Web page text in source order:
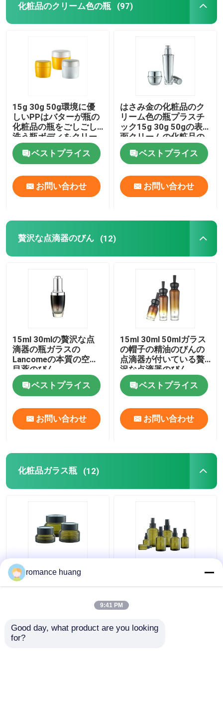
製品
会社案内
品質管理
お問い合わせ
化粧品のローションのびん
贅沢な点滴器のびん
化粧品ガラス瓶
空の防臭剤棒
口紅の管の箱
パウダー コンパクトの箱
空の唇の光沢のびん
化粧品のペンの包装
空のアイライナーのびん
空のマスカラの管
びんのプラスチック ロール
化粧品のクリーム色の瓶 (97)
15g 30g 50g環境に優
しいPPはバターが瓶の
化粧品の瓶をごしごし
洗う瓶ボディをクリー
ム状にする
ベストプライス
お問い合わせ
はさみ金の化粧品のク
リーム色の瓶プラスチ
ック15g 30g 50gの表
面クリームの化粧品の
瓶
ベストプライス
お問い合わせ
贅沢な点滴器のびん (12)
15ml 30mlの贅沢な点
滴器の瓶ガラスの
Lancomeの本質の空の
目薬のびん
ベストプライス
お問い合わせ
15ml 30ml 50mlガラス
の帽子の精油のびんの
点滴器が付いている贅
沢な点滴器のびん
ベストプライス
お問い合わせ
化粧品ガラス瓶 (12)
クリーム色の化粧品の
ガラス ビン15ml 30ml
のためのクリーム色の
ンプびん
romance huang
9:41 PM
Good day, what product are you looking
for?